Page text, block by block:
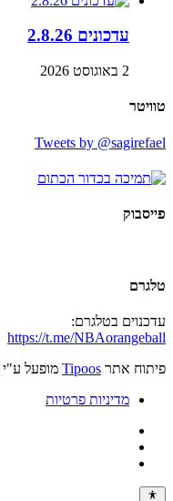
עדכונים 2.8.26
2 באוגוסט 2026
טוויטר
Tweets by @sagirefael
פייסבוק
טלגרם
עדכנוים בטלגרם:
https://t.me/NBAorangeball
פיתוח אתר Tipoos מופעל ע"י
מדיניות פרטיות